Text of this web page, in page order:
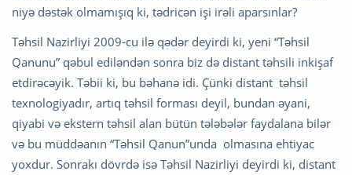
niyə dəstək olmamışıq ki, tədricən işi irəli aparsınlar?
Təhsil Nazirliyi 2009-cu ilə qədər deyirdi ki, yeni “Təhsil
Qanunu” qəbul ediləndən sonra biz də distant təhsili inkişaf
etdirəcəyik. Təbii ki, bu bəhanə idi. Çünki distant təhsil
texnologiyadır, artıq təhsil forması deyil, bundan əyani,
qiyabi və ekstern təhsil alan bütün tələbələr faydalana bilər
və bu müddəanın “Təhsil Qanun”unda olmasına ehtiyac
yoxdur. Sonrakı dövrdə isə Təhsil Nazirliyi deyirdi ki, distant